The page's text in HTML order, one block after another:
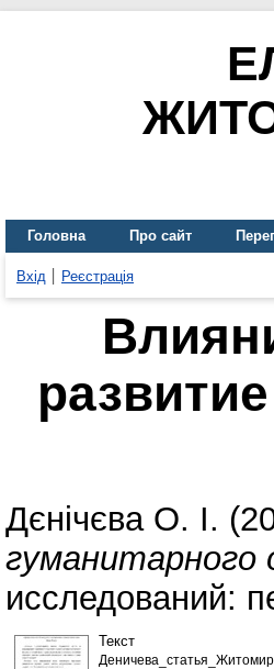
Головна Про сайт
Вхід Реєстрація
Дєнічєва О. І.
гуманитарного
исследований:
Текст